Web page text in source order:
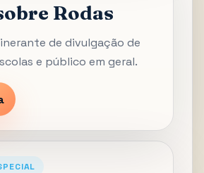
Rodas
de divulgação de
e público em geral.